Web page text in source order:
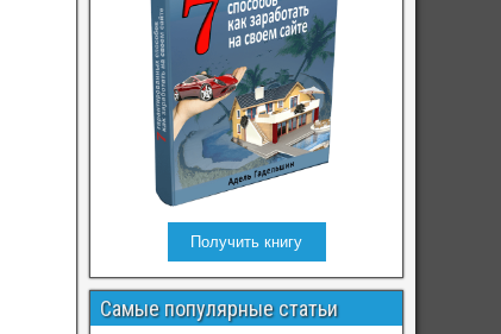
Получить книгу
Самые популярные статьи